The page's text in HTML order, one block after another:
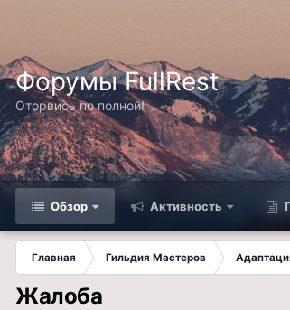
Форумы FullRest
Оторвись по полной!
Обзор Активность
Главная Гильдия Мастеров
Жалоба